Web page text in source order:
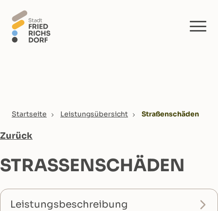
You are here:
Startseite Leistungsübersicht Straßenschäden
Zurück
STRASSENSCHÄDEN
Leistungsbeschreibung